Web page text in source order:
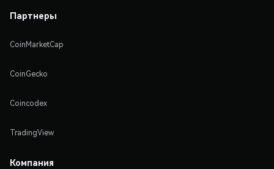
Партнеры
CoinMarketCap
CoinGecko
Coincodex
TradingView
Компания